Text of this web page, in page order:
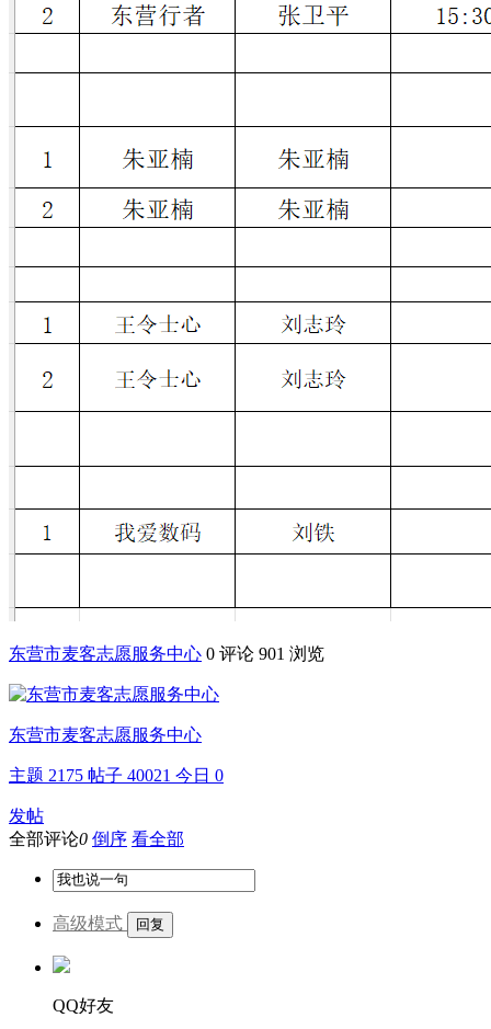
东营市麦客志愿服务中心 0 评论 901 浏览
东营市麦客志愿服务中心
主题 2175 帖子 40021 今日 0
发帖
全部评论0 倒序 看全部
高级模式
QQ好友